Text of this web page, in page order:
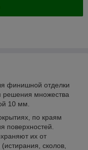
финишной отделки
решения множества
10 мм.
по краям
поверхностей.
их от
сколов,